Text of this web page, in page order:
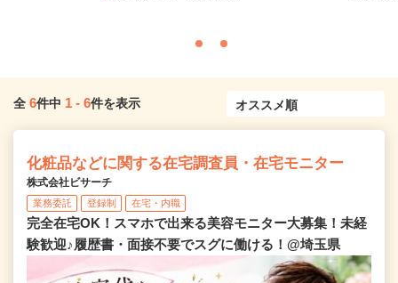
全 6件中 1 - 6件を表示
化粧品などに関する在宅調査員・在宅モニター
株式会社ビサーチ
業務委託 登録制 在宅・内職
完全在宅OK！スマホで出来る美容モニター大募集！未経
験歓迎♪履歴書・面接不要でスグに働ける！@埼玉県